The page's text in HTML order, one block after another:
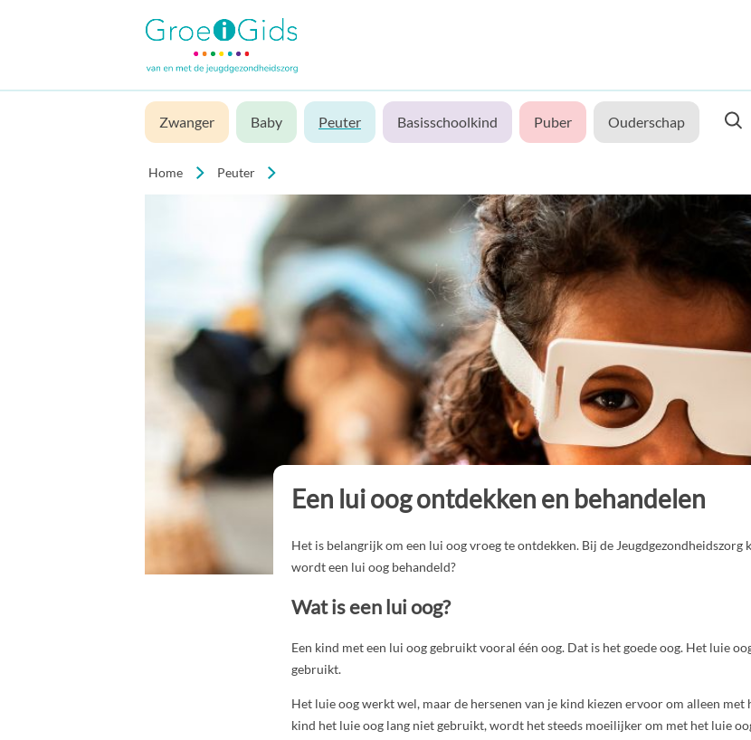
Zwanger Baby Peuter Basisschoolkind Puber Ouderschap
Home Peuter
Een lui oog ontdekken en behandelen
Het is belangrijk om een lui oog vroeg te ontdekken. Bij de Jeugdgezondheidszorg
wordt een lui oog behandeld?
Wat is een lui oog?
Een kind met een lui oog gebruikt vooral één oog. Dat is het goede oog. Het luie
gebruikt.
Het luie oog werkt wel, maar de hersenen van je kind kiezen ervoor om alleen met
kind het luie oog lang niet gebruikt, wordt het steeds moeilijker om met het luie